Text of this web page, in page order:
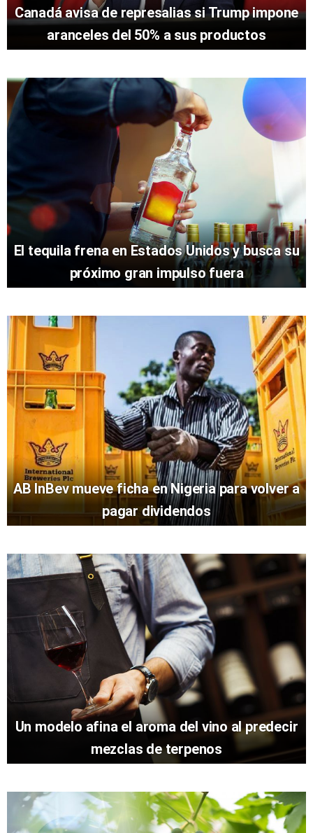
Canadá avisa de represalias si Trump impone
aranceles del 50% a sus productos
El tequila frena en Estados Unidos y busca su
próximo gran impulso fuera
AB InBev mueve ficha en Nigeria para volver a
pagar dividendos
Un modelo afina el aroma del vino al predecir
mezclas de terpenos